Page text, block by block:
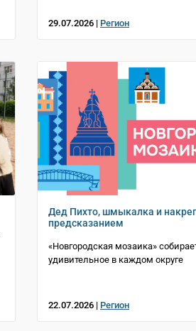
29.07.2026 | Регион
Дед Пихто, шмыкалка и
предсказанием
«Новгородская мозаика»
удивительное в каждом округе
22.07.2026 | Регион